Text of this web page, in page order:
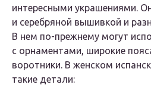
интересными украшениями.
и серебряной вышивкой и
В нем по-прежнему могут
с орнаментами, широкие
воротники. В женском
такие детали: